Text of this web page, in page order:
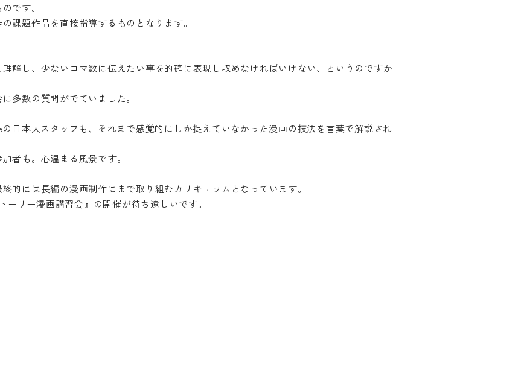
です。
課題作品を直接指導するものとなります。
解し、少ないコマ数に伝えたい事を的確に表現し収めなければいけない、というのですか
多数の質問がでていました。
日本人スタッフも、それまで感覚的にしか捉えていなかった漫画の技法を言葉で解説され
者も。心温まる風景です。
的には長編の漫画制作にまで取り組むカリキュラムとなっています。
ーリー漫画講習会』の開催が待ち遠しいです。